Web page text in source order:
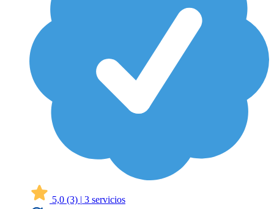
5,0 (3) | 3 servicios